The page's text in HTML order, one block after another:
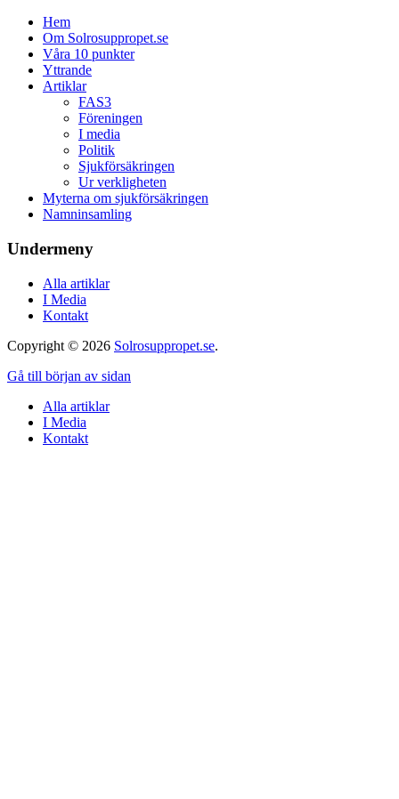
Hem
Om Solrosuppropet.se
Våra 10 punkter
Yttrande
Artiklar
FAS3
Föreningen
I media
Politik
Sjukförsäkringen
Ur verkligheten
Myterna om sjukförsäkringen
Namninsamling
Undermeny
Alla artiklar
I Media
Kontakt
Copyright © 2026 Solrosuppropet.se.
Gå till början av sidan
Alla artiklar
I Media
Kontakt